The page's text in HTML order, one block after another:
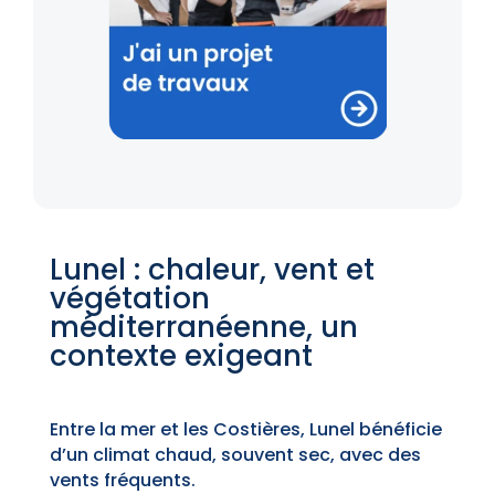
Lunel : chaleur, vent et
végétation
méditerranéenne, un
contexte exigeant
Entre la mer et les Costières, Lunel bénéficie
d’un climat chaud, souvent sec, avec des
vents fréquents.